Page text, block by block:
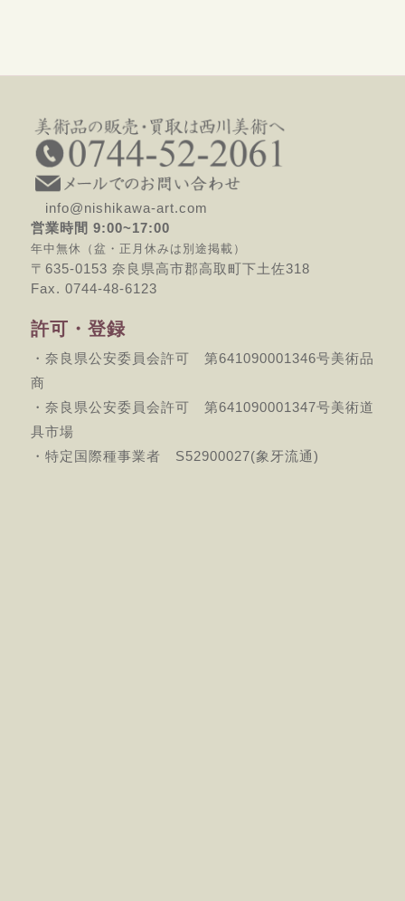
info@nishikawa-art.com
営業時間 9:00~17:00
年中無休（盆・正月休みは別途掲載）
〒635-0153 奈良県高市郡高取町下土佐318
Fax. 0744-48-6123
許可・登録
・奈良県公安委員会許可 第641090001346号美術品
商
・奈良県公安委員会許可 第641090001347号美術道
具市場
・特定国際種事業者 S52900027(象牙流通)